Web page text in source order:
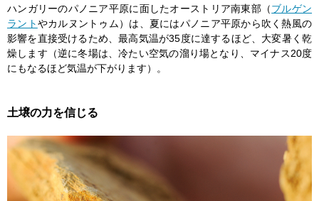
ハンガリーのパノニア平原に面したオーストリア南東部（ブルゲン
ラントやカルヌントゥム）は、夏にはパノニア平原から吹く熱風の
影響を直接受けるため、最高気温が35度に達するほど、大変暑く乾
燥します（逆に冬場は、冷たい空気の溜り場となり、マイナス20度
にもなるほど気温が下がります）。
土壌の力を信じる